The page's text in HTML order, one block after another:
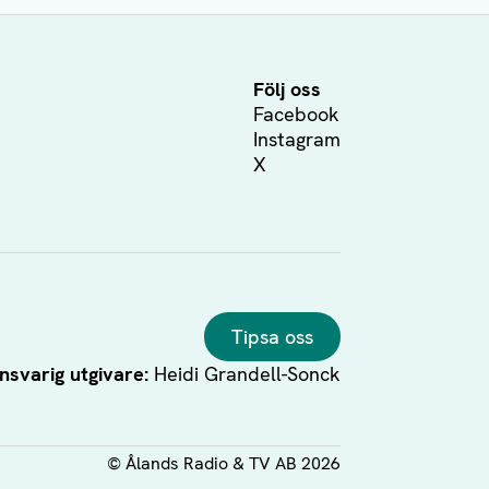
Följ oss
Facebook
Instagram
X
Tipsa oss
utgivare: Heidi Grandell-Sonck
©Ålands Radio & TV AB 2026